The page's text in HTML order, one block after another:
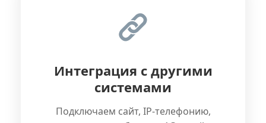
Интеграция с другими
системами
Подключаем сайт, IP-телефонию,